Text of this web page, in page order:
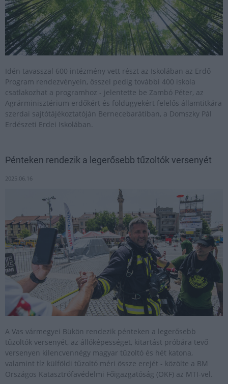
Idén tavasszal 600 intézmény vett részt az Iskolában az Erdő
Program rendezvényein, ősszel pedig további 400 iskola
csatlakozhat a programhoz - jelentette be Zambó Péter, az
Agrárminisztérium erdőkért és földügyekért felelős államtitkára
szerdai sajtótájékoztatóján Bernecebarátiban, a Domszky Pál
Erdészeti Erdei Iskolában.
Pénteken rendezik a legerősebb tűzoltók versenyét
2025.06.16
A Vas vármegyei Bükön rendezik pénteken a legerősebb
tűzoltók versenyét, az állóképességet, kitartást próbára tevő
versenyen kilencvennégy magyar tűzoltó és hét katona,
valamint tíz külföldi tűzoltó méri össze erejét - közölte a BM
Országos Katasztrófavédelmi Főigazgatóság (OKF) az MTI-vel.